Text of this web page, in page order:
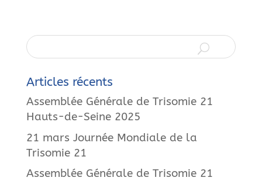
Articles récents
Assemblée Générale de Trisomie 21
Hauts-de-Seine 2025
21 mars Journée Mondiale de la
Trisomie 21
Assemblée Générale de Trisomie 21